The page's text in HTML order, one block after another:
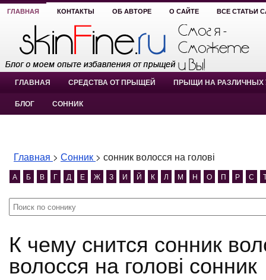
ГЛАВНАЯ КОНТАКТЫ ОБ АВТОРЕ О САЙТЕ ВСЕ СТАТЬИ
ГЛАВНАЯ СРЕДСТВА ОТ ПРЫЩЕЙ ПРЫЩИ НА РАЗЛИЧНЫХ
БЛОГ СОННИК
Главная > Сонник > сонник волосся на голові
А Б В Г Д Е Ж З И Й К Л М Н О П Р С
К чему снится сонник волосся на голові? сонник
волосся на голові сонник